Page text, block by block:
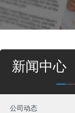
新闻中心
公司动态